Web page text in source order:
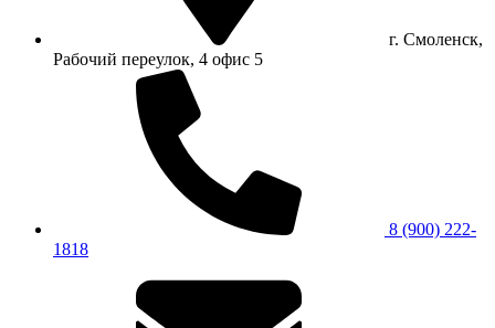
г. Смоленск,
Рабочий переулок, 4 офис 5
8 (900) 222-
1818